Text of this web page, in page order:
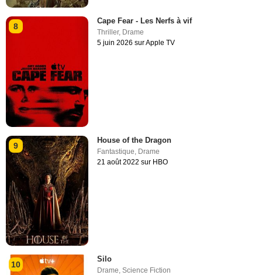
8
Cape Fear - Les Nerfs à vif
Thriller, Drame
5 juin 2026 sur Apple TV
9
House of the Dragon
Fantastique Drame
21 août 2022 sur HBO
10
Silo
Drame,Science Fiction